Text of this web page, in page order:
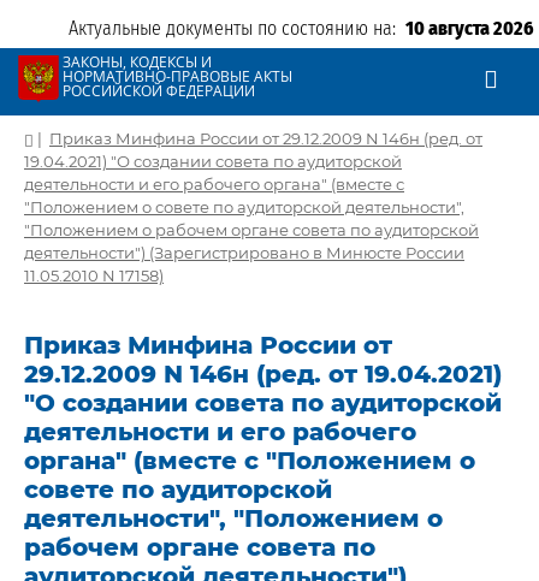
Актуальные документы по состоянию на: 10 августа 2026
ЗАКОНЫ, КОДЕКСЫ И
НОРМАТИВНО-ПРАВОВЫЕ АКТЫ
РОССИЙСКОЙ ФЕДЕРАЦИИ
| Приказ Минфина России от 29.12.2009 N 146н (ред. от
19.04.2021) "О создании совета по аудиторской
деятельности и его рабочего органа" (вместе с
"Положением о совете по аудиторской деятельности",
"Положением о рабочем органе совета по аудиторской
деятельности") (Зарегистрировано в Минюсте России
11.05.2010 N 17158)
Приказ Минфина России от
29.12.2009 N 146н (ред. от 19.04.2021)
"О создании совета по аудиторской
деятельности и его рабочего
органа" (вместе с "Положением о
совете по аудиторской
деятельности", "Положением о
рабочем органе совета по